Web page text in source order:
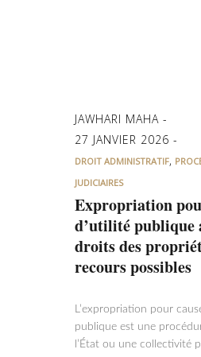
JAWHARI MAHA
27 JANVIER 2026
DROIT ADMINISTRATIF,
JUDICIAIRES
Expropriation
d’utilité publique
droits des
recours possibles
L’expropriation pour
publique est une
l’État ou une collectivité